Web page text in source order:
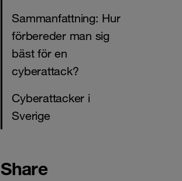
Sammanfattning: Hur
förbereder man sig
bäst för en
cyberattack?
Cyberattacker i
Sverige
Share